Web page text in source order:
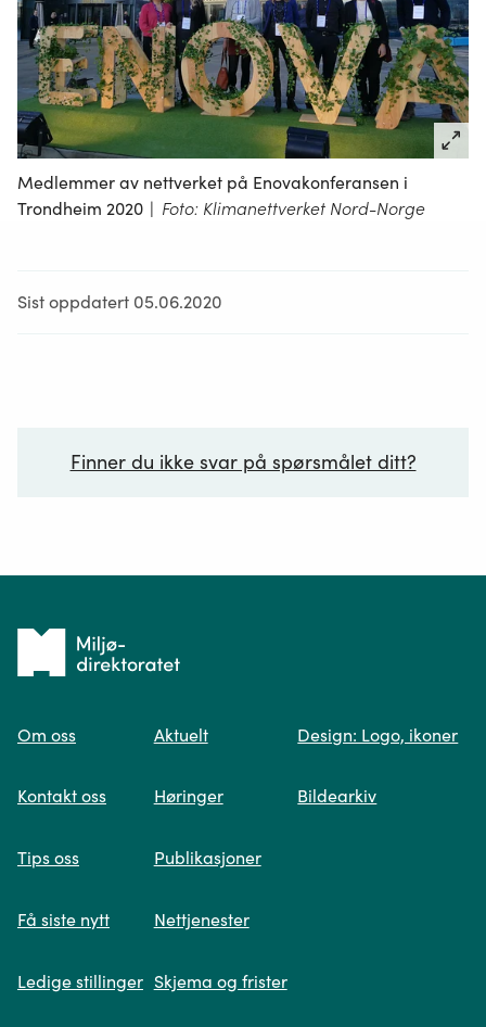
Medlemmer av nettverket på Enovakonferansen i
Trondheim 2020 | Foto: Klimanettverket Nord-Norge
Sist oppdatert 05.06.2020
Finner du ikke svar på spørsmålet ditt?
Spør oss
søk og viser deg vår mest relevante
Tilbake
forsiden
Om oss
Kontakt oss
Tips oss
Få siste nytt
Ledige stillinger
Aktuelt
Høringer
Publikasjoner
Nettjenester
Skjema og frister
Design: Logo, ikoner
Bildearkiv